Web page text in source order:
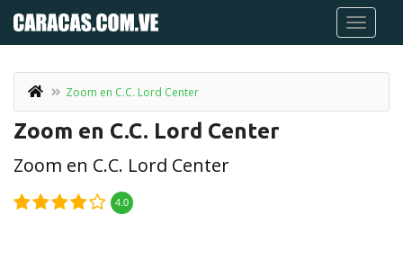
Zoom en C.C. Lord Center
Zoom en C.C. Lord Center
Zoom en C.C. Lord Center
4.0